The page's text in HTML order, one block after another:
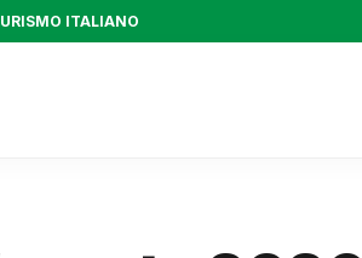
ITALIANO